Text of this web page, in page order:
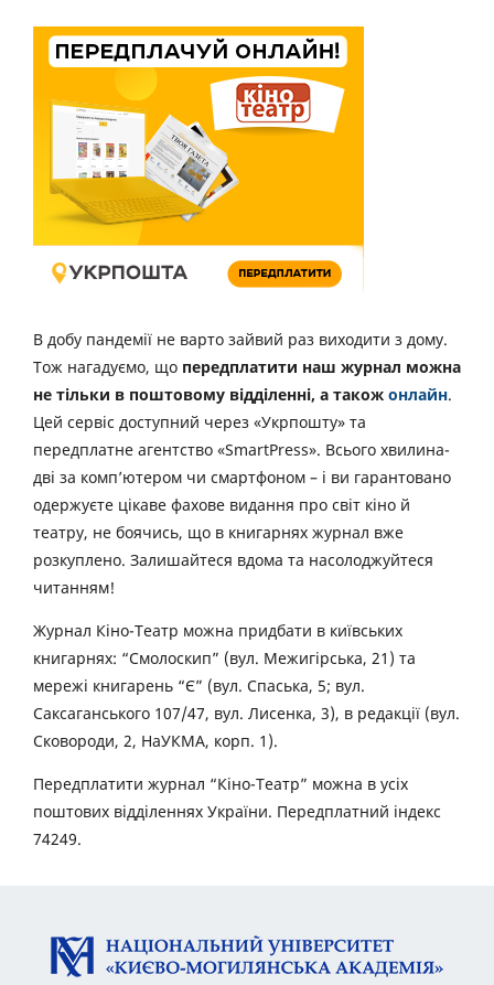
В добу пандемії не варто зайвий раз виходити з дому.
Тож нагадуємо, що передплатити наш журнал можна
не тільки в поштовому відділенні, а також онлайн.
Цей сервіс доступний через «Укрпошту» та
передплатне агентство «SmartPress». Всього хвилина-
дві за комп’ютером чи смартфоном – і ви гарантовано
одержуєте цікаве фахове видання про світ кіно й
театру, не боячись, що в книгарнях журнал вже
розкуплено. Залишайтеся вдома та насолоджуйтеся
читанням!
Журнал Кіно-Театр можна придбати в київських
книгарнях: “Смолоскип” (вул. Межигірська, 21) та
мережі книгарень “Є” (вул. Спаська, 5; вул.
Саксаганського 107/47, вул. Лисенка, 3), в редакції (вул.
Сковороди, 2, НаУКМА, корп. 1).
Передплатити журнал “Кіно-Театр” можна в усіх
поштових відділеннях України. Передплатний індекс
74249.